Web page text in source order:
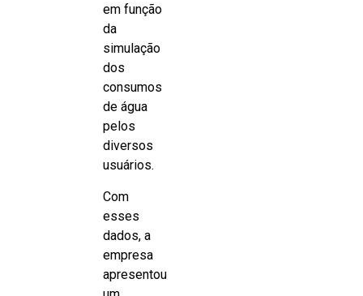
em função
da
simulação
dos
consumos
de água
pelos
diversos
usuários.
Com
esses
dados, a
empresa
apresentou